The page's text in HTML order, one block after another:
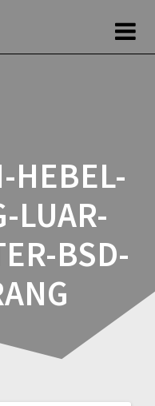
HEBEL-
LUAR-
BSD-